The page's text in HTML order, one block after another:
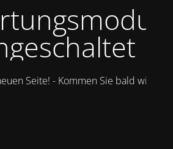
Seite! - Kommen Sie bald wieder.